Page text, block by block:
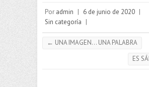
Por admin | 6 de junio de 2020 |
Sin categoría |
← UNA IMAGEN… UNA PALABRA
ES